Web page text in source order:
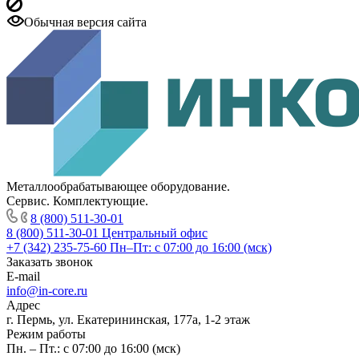
Обычная версия сайта
Металлообрабатывающее оборудование.
Сервис. Комплектующие.
8 (800) 511-30-01
8 (800) 511-30-01 Центральный офис
+7 (342) 235-75-60 Пн–Пт: с 07:00 до 16:00 (мск)
Заказать звонок
E-mail
info@in-core.ru
Адрес
г. Пермь, ул. ​Екатерининская, 177а, ​1-2 этаж
Режим работы
Пн. – Пт.: с 07:00 до 16:00 (мск)